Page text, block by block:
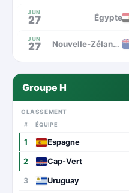
JUN
27 Égypte
JUN
27 Nouvelle-Zélande
Groupe H
CLASSEMENT
# ÉQUIPE
1 Espagne
2 Cap-Vert
3 Uruguay